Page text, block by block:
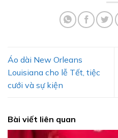
Áo dài New Orleans
Louisiana cho lễ Tết, tiệc
cưới và sự kiện
Bài viết liên quan